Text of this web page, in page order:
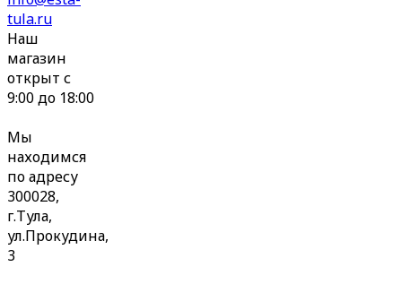
tula.ru
Наш
магазин
открыт с
9:00 до 18:00
Мы
находимся
по адресу
300028,
г.Тула,
ул.Прокудина,
3